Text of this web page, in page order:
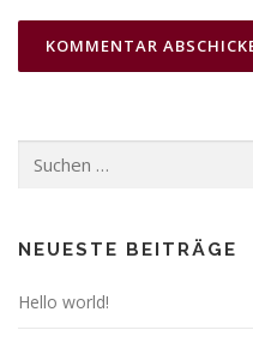
nach:
NEUESTE BEITRÄGE
Hello world!